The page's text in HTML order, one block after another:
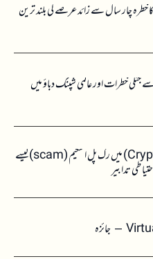
چار سال سے زائد عرصے کی بلند ترین
جنگی خطرات اور عالمی شپنگ دباؤ میں
(Rug Pull)رگ پل کیا ہے؟ کرپٹو (Crypto) میں رگ پل اسکیم (scam)کیسے